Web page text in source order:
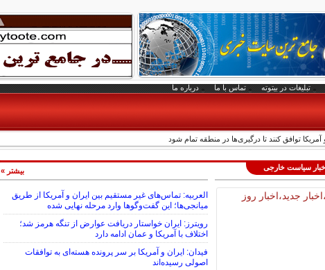
تبلیغات در بیتوته تماس با ما درباره ما
آمریکا توافق کنند تا درگیری‌ها در منطقه تمام شود
سیاست خارجی
العربیه: تماس‌های غیر مستقیم بین ایران و آمریکا از طریق
میانجی‌ها؛ این گفت‌و‌گو‌ها وارد مرحله نهایی شده
رویترز: ایران خواستار دریافت عوارض از تنگه هرمز شد؛
اختلاف با آمریکا و عمان ادامه دارد
فیدان: ایران و آمریکا بر سر پرونده هسته‌ای به توافقات
اصولی رسیده‌اند
بیشتر »